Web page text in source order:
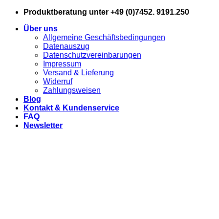
Zum
springen
Produktberatung unter +49 (0)7452. 9191.250
Über uns
Allgemeine Geschäftsbedingungen
Datenauszug
Datenschutzvereinbarungen
Impressum
Versand & Lieferung
Widerruf
Zahlungsweisen
Blog
Kontakt & Kundenservice
FAQ
Newsletter